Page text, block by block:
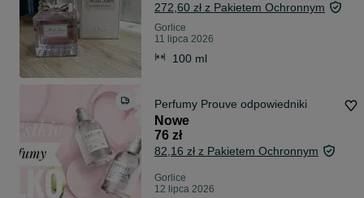
272,60 zł z Pakietem Ochronnym
Gorlice
11 lipca 2026
100 ml
Perfumy Prouve odpowiedniki
Nowe
76 zł
82,16 zł z Pakietem Ochronnym
Gorlice
12 lipca 2026